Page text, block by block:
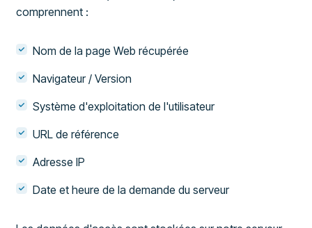
comprennent :
Nom de la page Web récupérée
Navigateur / Version
Système d'exploitation de l'utilisateur
URL de référence
Adresse IP
Date et heure de la demande du serveur